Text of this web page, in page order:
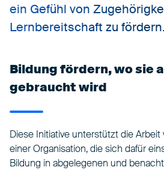
ein Gefühl von
Lernbereitschaft zu fördern.
Bildung fördern, wo sie
gebraucht wird
Diese Initiative unterstützt die Arbeit
einer Organisation, die sich dafür
Bildung in abgelegenen und